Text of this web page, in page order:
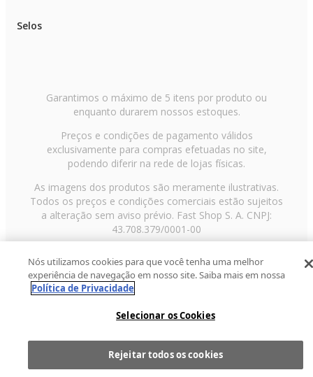
Selos
Garantimos o máximo de 5 itens por produto ou
enquanto durarem nossos estoques.
Preços e condições de pagamento válidos
exclusivamente para compras efetuadas no site,
podendo diferir na rede de lojas físicas.
As imagens dos produtos são meramente ilustrativas.
Todos os preços e condições comerciais estão sujeitos
a alteração sem aviso prévio. Fast Shop S. A. CNPJ:
43.708.379/0001-00
Paulo/SP, CEP 02029-001, Telefone: 11 3003-3728 ©
2013 Fast Shop - Todos os direitos reservadosRF
Nós utilizamos cookies para que você tenha uma melhor
experiência de navegação em nosso site. Saiba mais em nossa
Política de Privacidade
Selecionar os Cookies
Rejeitar todos os cookies